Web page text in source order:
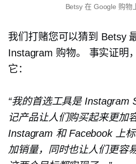
Betsy 在 Google 购物
我们打赌您可以猜到 Betsy
Instagram 购物。 事实证明
它：
“我的首选工具是 Instagram
记产品让人们购买起来更加
Instagram 和 Facebook 上
加销量，同时也让人们更容